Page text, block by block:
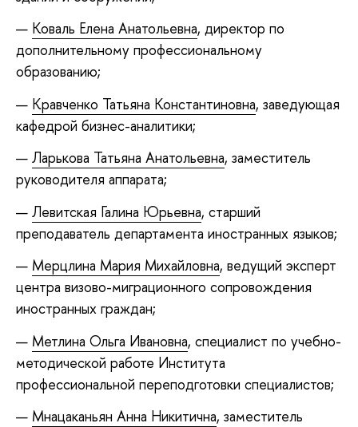
Коваль Елена Анатольевна, директор по
дополнительному профессиональному
образованию;
Кравченко Татьяна Константиновна, заведующая
кафедрой бизнес-аналитики;
Ларькова Татьяна Анатольевна, заместитель
руководителя аппарата;
Левитская Галина Юрьевна, старший
преподаватель департамента иностранных языков;
Мерцлина Мария Михайловна, ведущий эксперт
центра визово-миграционного сопровождения
иностранных граждан;
Метлина Ольга Ивановна, специалист по учебно-
методической работе Института
профессиональной переподготовки специалистов;
Мнацаканьян Анна Никитична, заместитель